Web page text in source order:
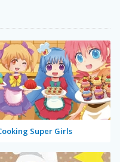
Super Girls